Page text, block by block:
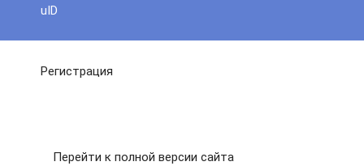
uID
Регистрация
Перейти к полной версии сайта